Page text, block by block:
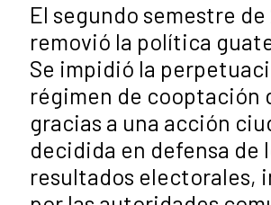
El segundo semestre de
removió la política
Se impidió la
régimen de cooptación
gracias a una acción
decidida en defensa de
resultados electorales,